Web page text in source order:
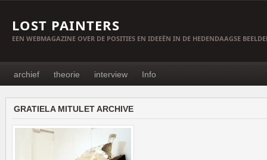
LOST PAINTERS
EEN WEBMAGAZINE OVER DE POSITIES EN IDEEËN IN DE HEDENDAAGSE
archief theorie interview Info
GRATIELA MITULET ARCHIVE